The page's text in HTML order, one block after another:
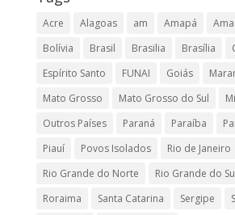
Acre Alagoas am Amapá
Bolívia
Brasil Brasilia Brasília
Espírito Santo
FUNAI Goiás
Mato Grosso
Mato Grosso do Sul
Outros Países
Paraná Paraíba
Piauí
Povos Isolados
Rio de Janeiro
Rio Grande do Norte
Rio Grande do
Roraima
Santa Catarina Sergipe